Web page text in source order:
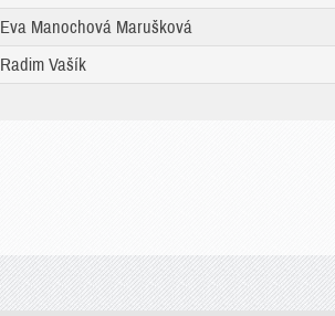
Eva Manochová Marušková
Radim Vašík